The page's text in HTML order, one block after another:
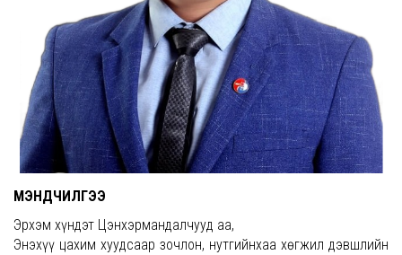
МЭНДЧИЛГЭЭ
Эрхэм хүндэт Цэнхэрмандалчууд аа,
Энэхүү цахим хуудсаар зочлон, нутгийнхаа хөгжил дэвшлийн